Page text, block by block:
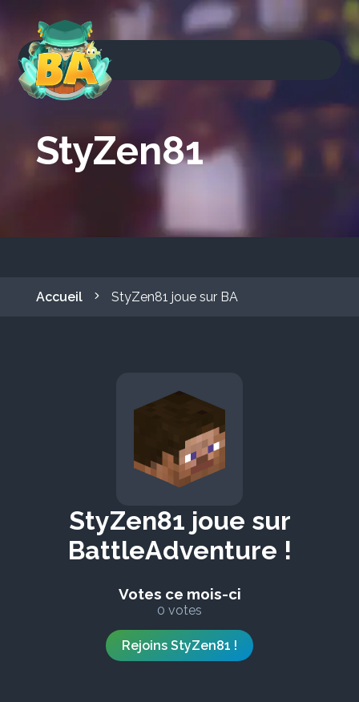
StyZen81
Accueil StyZen81 joue sur BA
StyZen81 joue sur
BattleAdventure !
Votes ce mois-ci
0 votes
Rejoins StyZen81 !